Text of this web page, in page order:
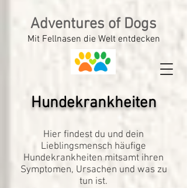
Adventures of Dogs
Mit Fellnasen die Welt entdecken
Hundekrankheiten
Hier findest du und dein
Lieblingsmensch häufige
Hundekrankheiten mitsamt ihren
Symptomen, Ursachen und was zu
tun ist.